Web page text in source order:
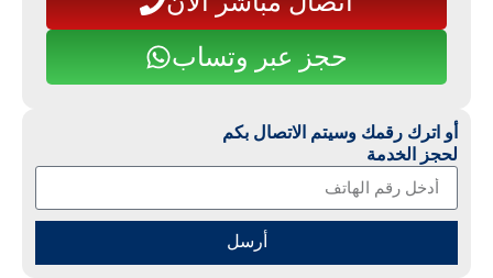
حجز عبر وتساب
أو اترك رقمك وسيتم الاتصال بكم
لحجز الخدمة
أرسل